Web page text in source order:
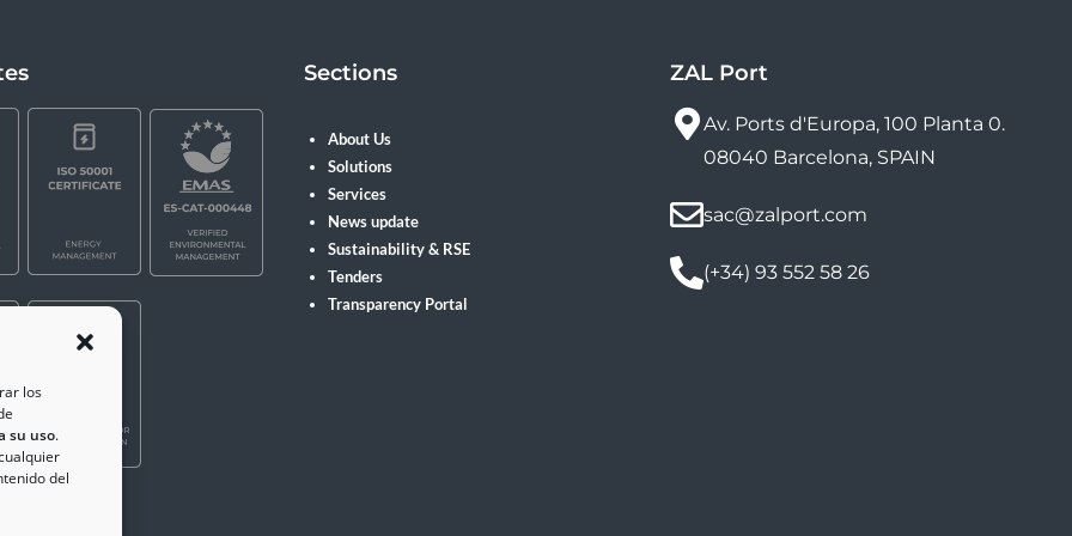
los
su uso.
del
Sections
About Us
Solutions
Services
News update
Sustainability & RSE
Tenders
Transparency Portal
ZAL Port
Av. Ports d'Europa, 100 Planta 0.
08040 Barcelona, SPAIN
sac@zalport.com
(+34) 93 552 58 26